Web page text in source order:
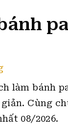
làm bánh
Cùng
08/2026.